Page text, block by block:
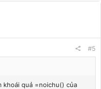
#5
khoái quả =noichu() của